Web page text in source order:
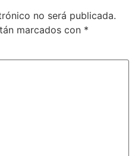
no será publicada.
marcados con *